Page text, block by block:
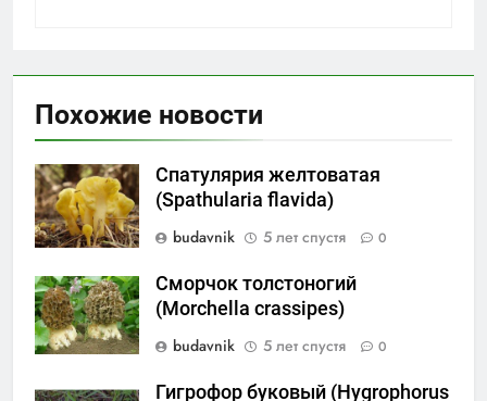
Похожие новости
Спатулярия желтоватая
(Spathularia flavida)
budavnik
5 лет спустя 0
Сморчок толстоногий
(Morchella crassipes)
budavnik
5 лет спустя 0
Гигрофор буковый (Hygrophorus